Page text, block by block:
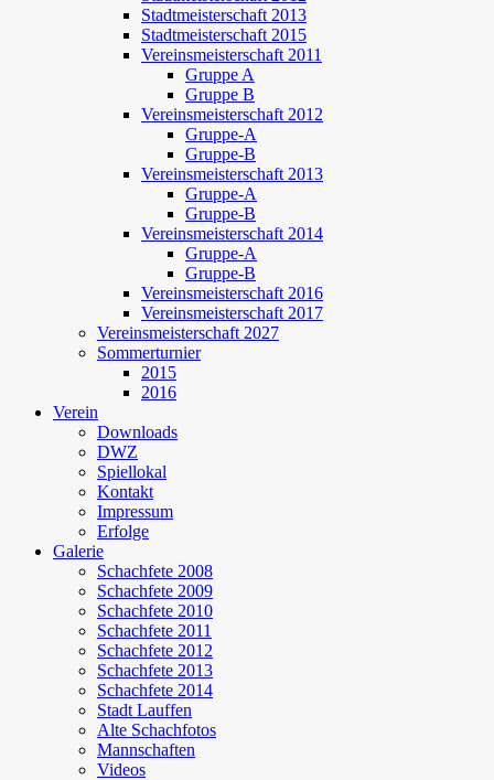
Stadtmeisterschaft 2013
Stadtmeisterschaft 2015
Vereinsmeisterschaft 2011
Gruppe A
Gruppe B
Vereinsmeisterschaft 2012
Gruppe-A
Gruppe-B
Vereinsmeisterschaft 2013
Gruppe-A
Gruppe-B
Vereinsmeisterschaft 2014
Gruppe-A
Gruppe-B
Vereinsmeisterschaft 2016
Vereinsmeisterschaft 2017
Vereinsmeisterschaft 2027
Sommerturnier
2015
2016
Verein
Downloads
DWZ
Spiellokal
Kontakt
Impressum
Erfolge
Galerie
Schachfete 2008
Schachfete 2009
Schachfete 2010
Schachfete 2011
Schachfete 2012
Schachfete 2013
Schachfete 2014
Stadt Lauffen
Alte Schachfotos
Mannschaften
Videos